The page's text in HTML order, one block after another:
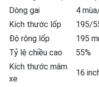
Dòng gai
4
Kích thước lốp
195/
Độ rộng lốp
195
Tỷ lệ chiều cao
55%
Kích thước mâm
xe
16